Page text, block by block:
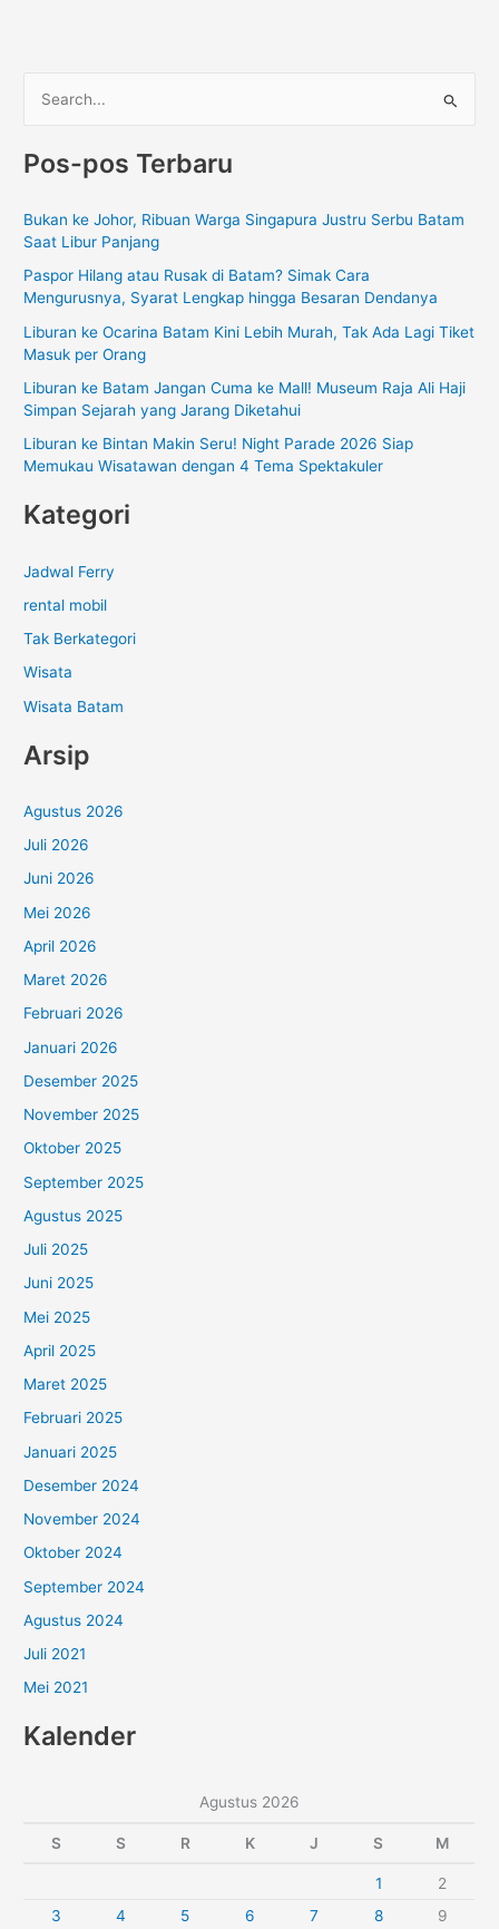
r
u
n
t
Pos-pos Terbaru
Bukan ke Johor, Ribuan Warga Singapura Justru Serbu Batam
Saat Libur Panjang
Paspor Hilang atau Rusak di Batam? Simak Cara
Mengurusnya, Syarat Lengkap hingga Besaran Dendanya
Liburan ke Ocarina Batam Kini Lebih Murah, Tak Ada Lagi Tiket
Masuk per Orang
Liburan ke Batam Jangan Cuma ke Mall! Museum Raja Ali Haji
Simpan Sejarah yang Jarang Diketahui
Liburan ke Bintan Makin Seru! Night Parade 2026 Siap
Memukau Wisatawan dengan 4 Tema Spektakuler
Kategori
Jadwal Ferry
rental mobil
Tak Berkategori
Wisata
Wisata Batam
Arsip
Agustus 2026
Juli 2026
Juni 2026
Mei 2026
April 2026
Maret 2026
Februari 2026
Januari 2026
Desember 2025
November 2025
Oktober 2025
September 2025
Agustus 2025
Juli 2025
Juni 2025
Mei 2025
April 2025
Maret 2025
Februari 2025
Januari 2025
Desember 2024
November 2024
Oktober 2024
September 2024
Agustus 2024
Juli 2021
Mei 2021
Kalender
Agustus 2026
S S R K J S M
1
2
3
4 5 6 7 8 9